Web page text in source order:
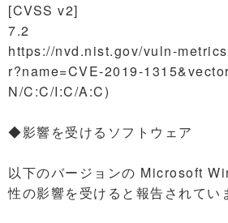
[CVSS v2]
7.2
https://nvd.nist.gov/vuln-
r?name=CVE-2019-
N/C:C/I:C/A:C)
◆影響を受けるソフトウェア
以下のバージョンの Microsoft
性の影響を受けると報告されてい